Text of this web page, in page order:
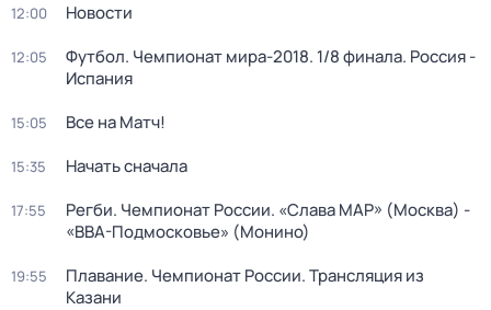
12:00 Новости
12:05
Футбол. Чемпионат мира-2018. 1/8 финала. Россия -
Испания
15:05 Все на Матч!
15:35 Начать сначала
17:55
Регби. Чемпионат России. «Слава МАР» (Москва) -
«ВВА-Подмосковье» (Монино)
19:55
Плавание. Чемпионат России. Трансляция из
Казани